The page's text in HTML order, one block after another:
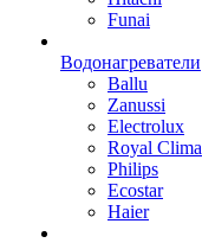
Funai
Водонагреватели
Ballu
Zanussi
Electrolux
Royal Clima
Philips
Ecostar
Haier